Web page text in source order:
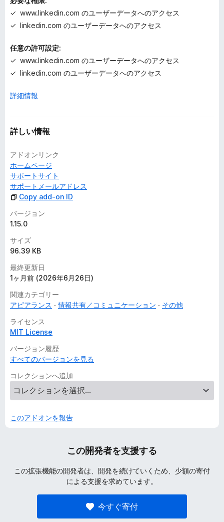
www.linkedin.com のユーザーデータへのアクセス
linkedin.com のユーザーデータへのアクセス
任意の許可設定:
www.linkedin.com のユーザーデータへのアクセス
linkedin.com のユーザーデータへのアクセス
詳細情報
詳しい情報
アドオンリンク
ホームページ
サポートサイト
サポートメールアドレス
Copy add-on ID
バージョン
1.15.0
サイズ
96.39 KB
最終更新日
1ヶ月前 (2026年6月26日)
関連カテゴリー
アピアランス
情報共有／コミュニケーション
その他
ライセンス
MIT License
バージョン履歴
すべてのバージョンを見る
コレクションへ追加
このアドオンを報告
この開発者を支援する
この拡張機能の開発者は、開発を続けていくため、少額の寄付
による支援を求めています。
今すぐ寄付